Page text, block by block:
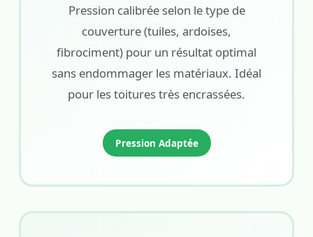
Pression calibrée selon le type de
couverture (tuiles, ardoises,
fibrociment) pour un résultat optimal
sans endommager les matériaux. Idéal
pour les toitures très encrassées.
Pression Adaptée